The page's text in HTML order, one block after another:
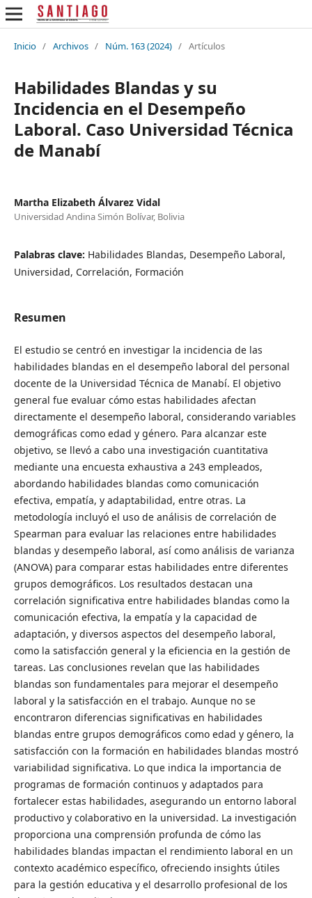
Inicio / Archivos / Núm. 163 (2024) / Artículos
Habilidades Blandas y su
Incidencia en el Desempeño
Laboral. Caso Universidad Técnica
de Manabí
Martha Elizabeth Álvarez Vidal
Universidad Andina Simón Bolívar, Bolivia
Palabras clave: Habilidades Blandas, Desempeño Laboral,
Universidad, Correlación, Formación
Resumen
El estudio se centró en investigar la incidencia de las
habilidades blandas en el desempeño laboral del personal
docente de la Universidad Técnica de Manabí. El objetivo
general fue evaluar cómo estas habilidades afectan
directamente el desempeño laboral, considerando variables
demográficas como edad y género. Para alcanzar este
objetivo, se llevó a cabo una investigación cuantitativa
mediante una encuesta exhaustiva a 243 empleados,
abordando habilidades blandas como comunicación
efectiva, empatía, y adaptabilidad, entre otras. La
metodología incluyó el uso de análisis de correlación de
Spearman para evaluar las relaciones entre habilidades
blandas y desempeño laboral, así como análisis de varianza
(ANOVA) para comparar estas habilidades entre diferentes
grupos demográficos. Los resultados destacan una
correlación significativa entre habilidades blandas como la
comunicación efectiva, la empatía y la capacidad de
adaptación, y diversos aspectos del desempeño laboral,
como la satisfacción general y la eficiencia en la gestión de
tareas. Las conclusiones revelan que las habilidades
blandas son fundamentales para mejorar el desempeño
laboral y la satisfacción en el trabajo. Aunque no se
encontraron diferencias significativas en habilidades
blandas entre grupos demográficos como edad y género, la
satisfacción con la formación en habilidades blandas mostró
variabilidad significativa. Lo que indica la importancia de
programas de formación continuos y adaptados para
fortalecer estas habilidades, asegurando un entorno laboral
productivo y colaborativo en la universidad. La investigación
proporciona una comprensión profunda de cómo las
habilidades blandas impactan el rendimiento laboral en un
contexto académico específico, ofreciendo insights útiles
para la gestión educativa y el desarrollo profesional de los